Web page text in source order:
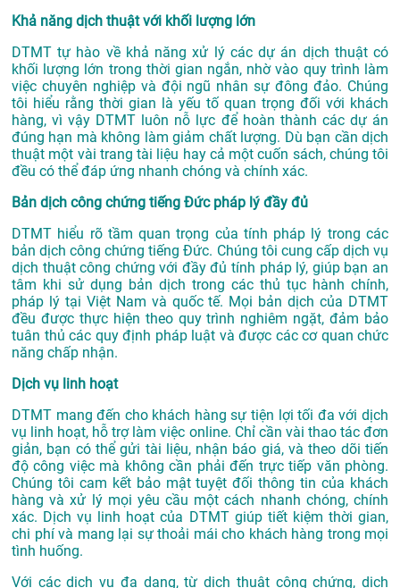
Khả năng dịch thuật với khối lượng lớn
DTMT tự hào về khả năng xử lý các dự án dịch thuật có
khối lượng lớn trong thời gian ngắn, nhờ vào quy trình làm
việc chuyên nghiệp và đội ngũ nhân sự đông đảo. Chúng
tôi hiểu rằng thời gian là yếu tố quan trọng đối với khách
hàng, vì vậy DTMT luôn nỗ lực để hoàn thành các dự án
đúng hạn mà không làm giảm chất lượng. Dù bạn cần dịch
thuật một vài trang tài liệu hay cả một cuốn sách, chúng tôi
đều có thể đáp ứng nhanh chóng và chính xác.
Bản dịch công chứng tiếng Đức pháp lý đầy đủ
DTMT hiểu rõ tầm quan trọng của tính pháp lý trong các
bản dịch công chứng tiếng Đức. Chúng tôi cung cấp dịch vụ
dịch thuật công chứng với đầy đủ tính pháp lý, giúp bạn an
tâm khi sử dụng bản dịch trong các thủ tục hành chính,
pháp lý tại Việt Nam và quốc tế. Mọi bản dịch của DTMT
đều được thực hiện theo quy trình nghiêm ngặt, đảm bảo
tuân thủ các quy định pháp luật và được các cơ quan chức
năng chấp nhận.
Dịch vụ linh hoạt
DTMT mang đến cho khách hàng sự tiện lợi tối đa với dịch
vụ linh hoạt, hỗ trợ làm việc online. Chỉ cần vài thao tác đơn
giản, bạn có thể gửi tài liệu, nhận báo giá, và theo dõi tiến
độ công việc mà không cần phải đến trực tiếp văn phòng.
Chúng tôi cam kết bảo mật tuyệt đối thông tin của khách
hàng và xử lý mọi yêu cầu một cách nhanh chóng, chính
xác. Dịch vụ linh hoạt của DTMT giúp tiết kiệm thời gian,
chi phí và mang lại sự thoải mái cho khách hàng trong mọi
tình huống.
Với các dịch vụ đa dạng, từ dịch thuật công chứng, dịch